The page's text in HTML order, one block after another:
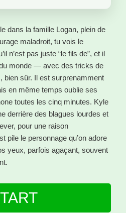
dans la famille Logan, plein de
maladroit, tu vois le
n’est pas juste “le fils de”, et il
monde — avec des tricks de
bien sûr. Il est surprenamment
en même temps oublie ses
toutes les cinq minutes. Kyle
derrière des blagues lourdes et
pour une raison
pile le personnage qu’on adore
yeux, parfois agaçant, souvent